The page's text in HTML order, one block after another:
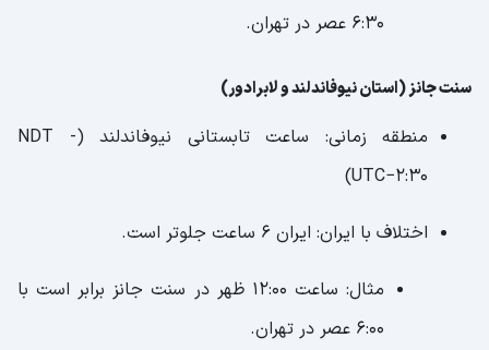
۶:۳۰ عصر در تهران.
سنت جانز (استان نیوفاندلند و لابرادور)
منطقه زمانی: ساعت تابستانی نیوفاندلند (NDT -
UTC−2:30)
اختلاف با ایران: ایران ۶ ساعت جلوتر است.
مثال: ساعت ۱۲:۰۰ ظهر در سنت جانز برابر است با
۶:۰۰ عصر در تهران.